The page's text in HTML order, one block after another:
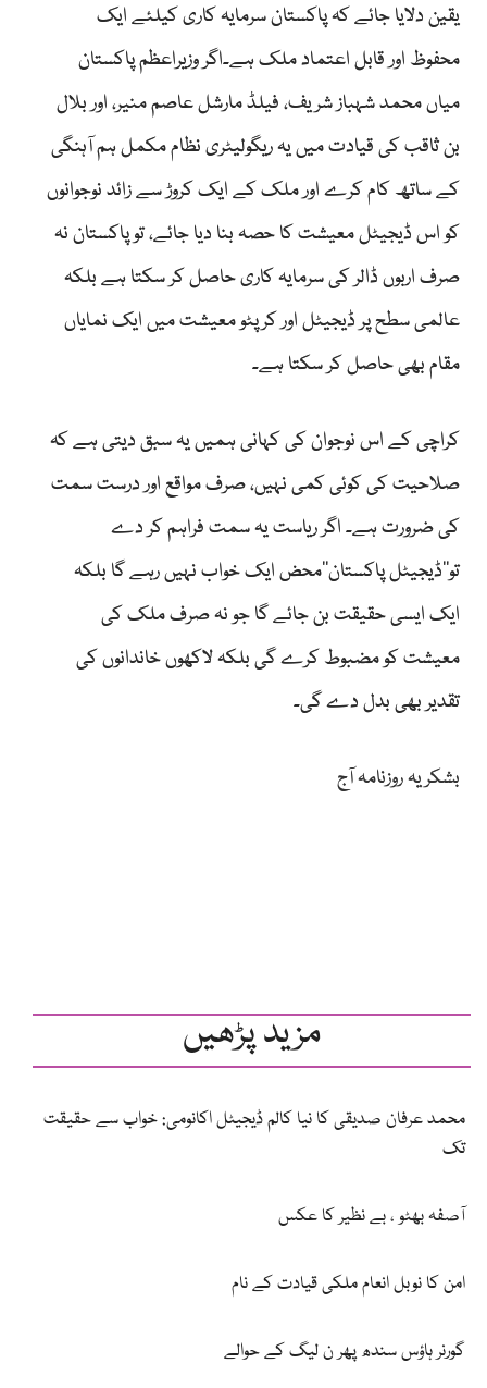
یقین دلایا جائے کہ پاکستان سرمایہ کاری کیلئے ایک
محفوظ اور قابل اعتماد ملک ہے۔اگر وزیراعظم پاکستان
میاں محمد شہباز شریف، فیلڈ مارشل عاصم منیر، اور بلال
بن ثاقب کی قیادت میں یہ ریگولیٹری نظام مکمل ہم آہنگی
کے ساتھ کام کرے اور ملک کے ایک کروڑ سے زائد نوجوانوں
کو اس ڈیجیٹل معیشت کا حصہ بنا دیا جائے، تو پاکستان نہ
صرف اربوں ڈالر کی سرمایہ کاری حاصل کر سکتا ہے بلکہ
عالمی سطح پر ڈیجیٹل اور کرپٹو معیشت میں ایک نمایاں
مقام بھی حاصل کر سکتا ہے۔
کراچی کے اس نوجوان کی کہانی ہمیں یہ سبق دیتی ہے کہ
صلاحیت کی کوئی کمی نہیں، صرف مواقع اور درست سمت
کی ضرورت ہے۔ اگر ریاست یہ سمت فراہم کر دے
تو‘‘ڈیجیٹل پاکستان’’محض ایک خواب نہیں رہے گا بلکہ
ایک ایسی حقیقت بن جائے گا جو نہ صرف ملک کی
معیشت کو مضبوط کرے گی بلکہ لاکھوں خاندانوں کی
تقدیر بھی بدل دے گی۔
بشکریہ روزنامہ آج
مزید پڑھیں
محمد عرفان صدیقی کا نیا کالم ڈیجیٹل اکانومی: خواب سے حقیقت
تک
آصفہ بھٹو ، بے نظیر کا عکس
امن کا نوبل انعام ملکی قیادت کے نام
گورنر ہاؤس سندھ پھر ن لیگ کے حوالے